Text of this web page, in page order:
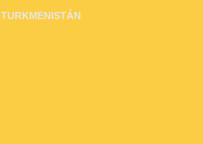
TURKMENISTÁN